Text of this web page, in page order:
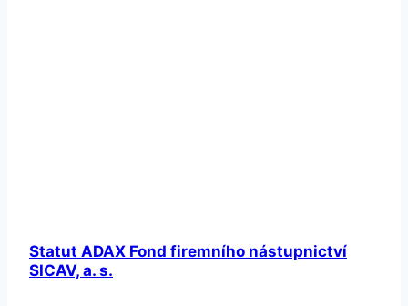
Statut ADAX Fond firemního nástupnictví
SICAV, a. s.